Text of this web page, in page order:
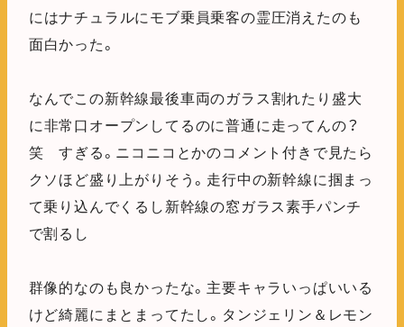
にはナチュラルにモブ乗員乗客の霊圧消えたのも
面白かった。
なんでこの新幹線最後車両のガラス割れたり盛大
に非常口オープンしてるのに普通に走ってんの？
笑 すぎる。ニコニコとかのコメント付きで見たら
クソほど盛り上がりそう。走行中の新幹線に掴まっ
て乗り込んでくるし新幹線の窓ガラス素手パンチ
で割るし
群像的なのも良かったな。主要キャラいっぱいいる
けど綺麗にまとまってたし。タンジェリン＆レモン